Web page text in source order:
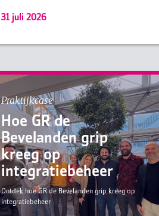
31 juli 2026
Praktijkcase
Hoe GR de
Bevelanden grip
kreeg op
integratiebeheer
Ontdek hoe GR de Bevelanden grip kreeg op
integratiebeheer